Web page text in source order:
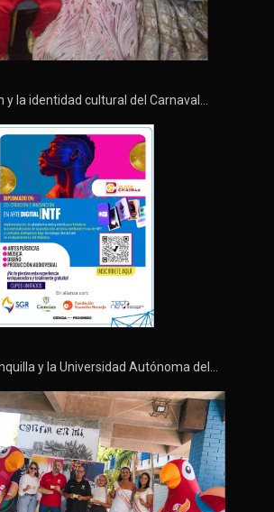
y la identidad cultural del Carnaval…
y la Universidad Autónoma del…